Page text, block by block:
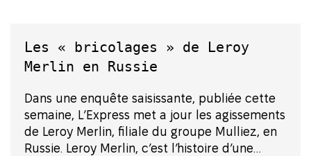
Les « bricolages » de Leroy
Merlin en Russie
Dans une enquête saisissante, publiée cette
semaine, L’Express met a jour les agissements
de Leroy Merlin, filiale du groupe Mulliez, en
Russie. Leroy Merlin, c’est l’histoire d’une